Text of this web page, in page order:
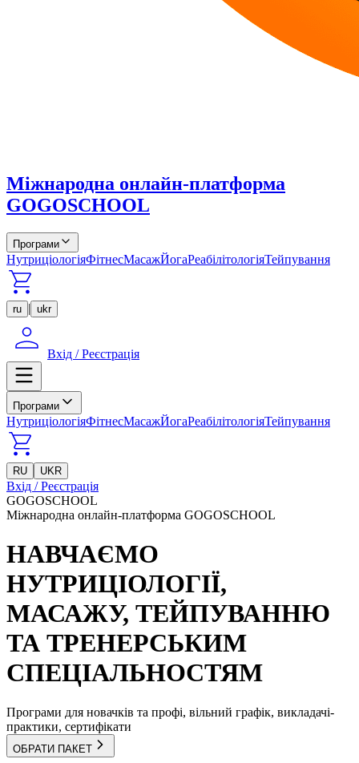
Міжнародна онлайн-платформа
GOGOSCHOOL
Програми
НутриціологіяФітнесМасажЙогаРеабілітологіяТейпування
ru | ukr
Вхід / Реєстрація
Програми
НутриціологіяФітнесМасажЙогаРеабілітологіяТейпування
RU UKR
Вхід / Реєстрація
GOGOSCHOOL
Міжнародна онлайн-платформа GOGOSCHOOL
НАВЧАЄМО
НУТРИЦІОЛОГІЇ,
МАСАЖУ, ТЕЙПУВАННЮ
ТА ТРЕНЕРСЬКИМ
СПЕЦІАЛЬНОСТЯМ
Програми для новачків та профі, вільний графік, викладачі-
практики, сертифікати
ОБРАТИ ПАКЕТ